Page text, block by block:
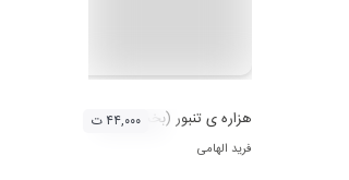
هزاره ی تنبور (بخش هشتم)
فرید الهامی
۴۴,۰۰۰ ت